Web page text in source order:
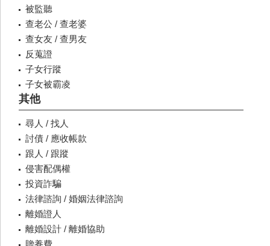
被監聽
查老公 / 查老婆
查女友 / 查男友
反蒐證
子女行蹤
子女被霸凌
其他
尋人 / 找人
討債 / 應收帳款
跟人 / 跟蹤
侵害配偶權
投資詐騙
法律諮詢 / 婚姻法律諮詢
離婚證人
離婚設計 / 離婚協助